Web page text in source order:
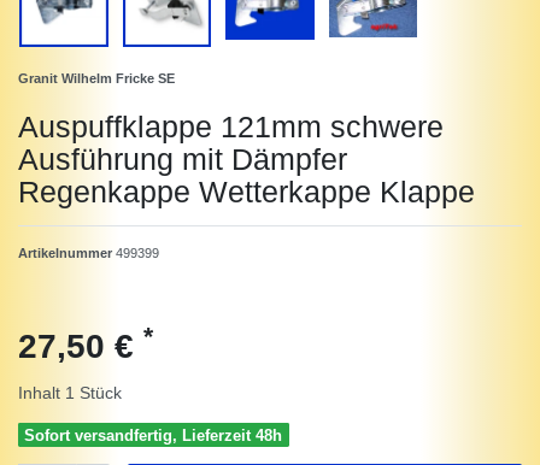
Granit Wilhelm Fricke SE
Auspuffklappe 121mm schwere
Ausführung mit Dämpfer
Regenkappe Wetterkappe Klappe
Artikelnummer 499399
27,50 € *
Inhalt 1 Stück
Sofort versandfertig, Lieferzeit 48h